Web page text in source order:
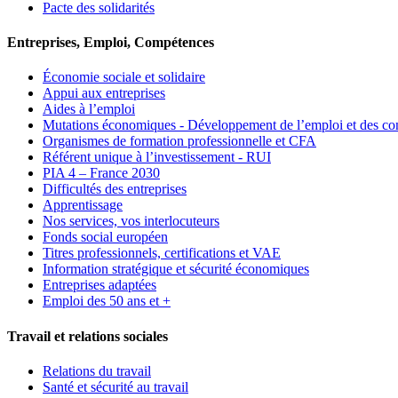
Pacte des solidarités
Entreprises, Emploi, Compétences
Économie sociale et solidaire
Appui aux entreprises
Aides à l’emploi
Mutations économiques - Développement de l’emploi et des
Organismes de formation professionnelle et CFA
Référent unique à l’investissement - RUI
PIA 4 – France 2030
Difficultés des entreprises
Apprentissage
Nos services, vos interlocuteurs
Fonds social européen
Titres professionnels, certifications et VAE
Information stratégique et sécurité économiques
Entreprises adaptées
Emploi des 50 ans et +
Travail et relations sociales
Relations du travail
Santé et sécurité au travail